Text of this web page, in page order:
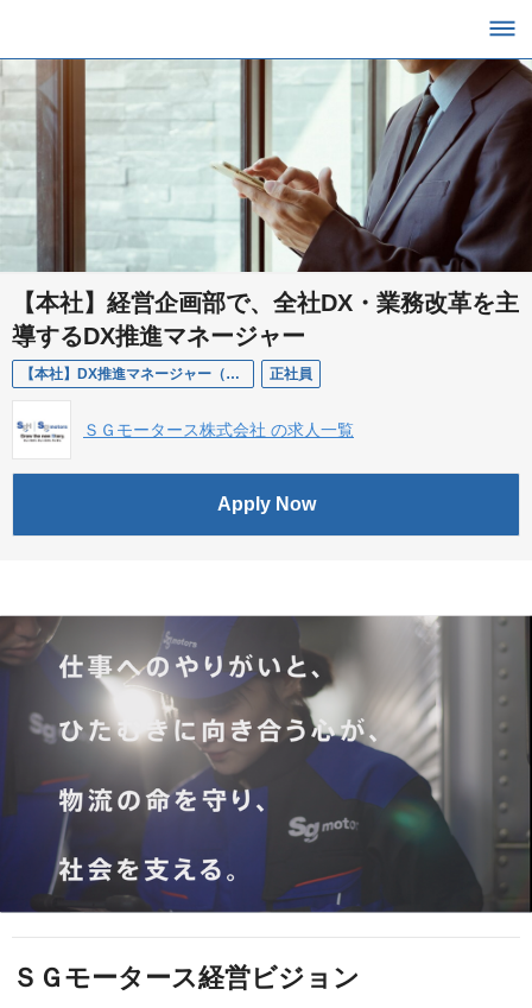
【本社】経営企画部で、全社DX・業務改革を主
導するDX推進マネージャー
【本社】DX推進マネージャー（経営企画部／DX推進リーダー） 正社員
ＳＧモータース株式会社 の求人一覧
Apply Now
ＳＧモータース経営ビジョン